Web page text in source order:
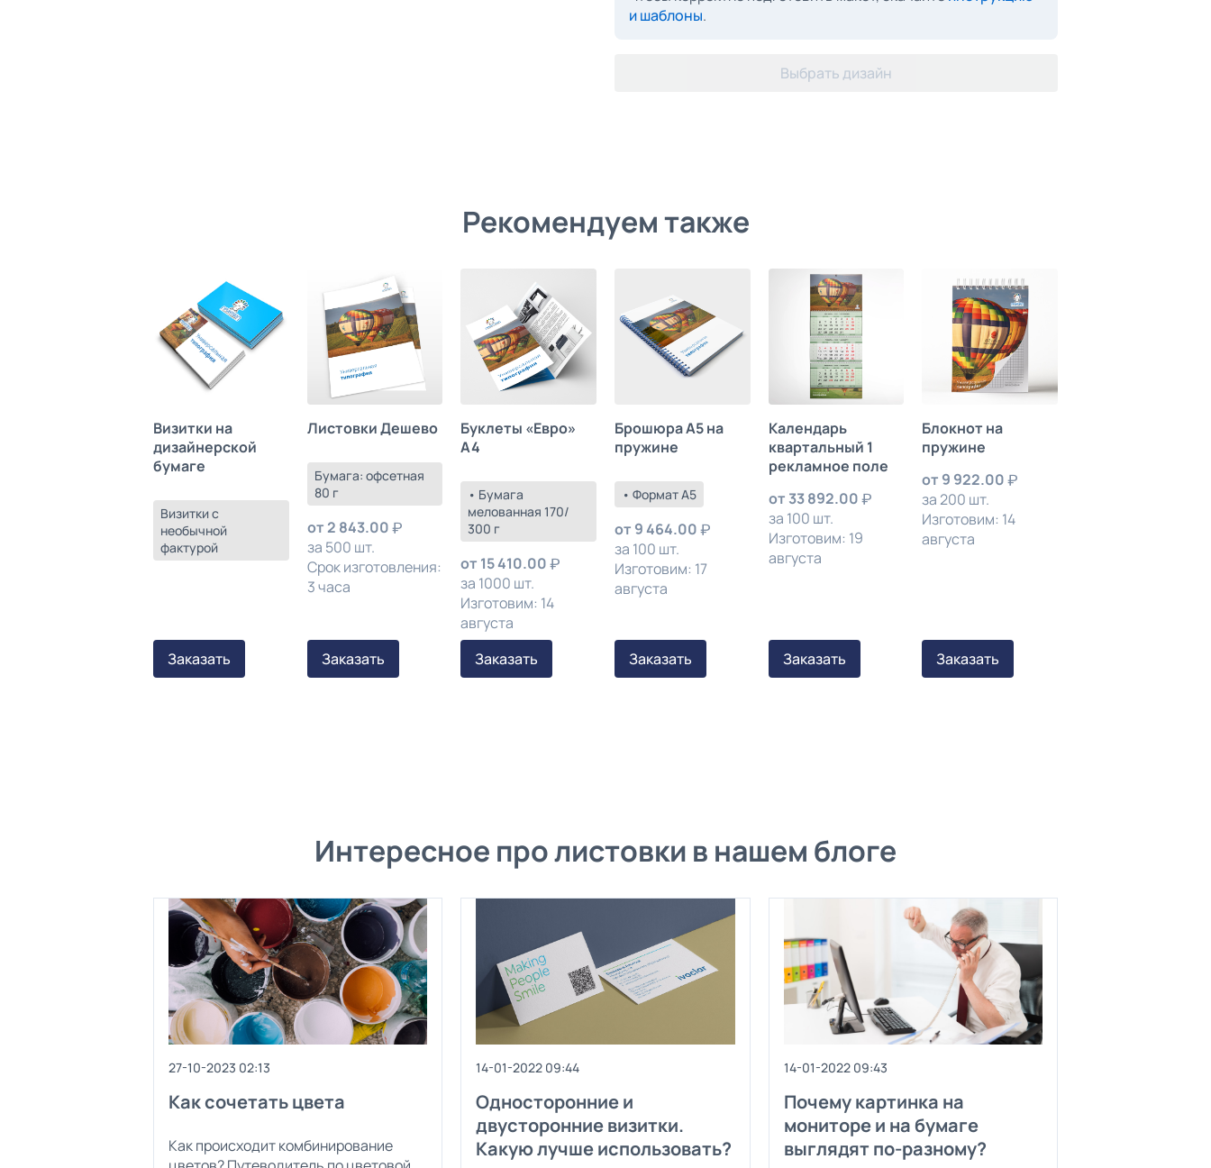
и шаблоны.
Выбрать дизайн
Рекомендуем также
Визитки на
дизайнерской
бумаге
Визитки с
необычной
фактурой
Заказать
Листовки Дешево
Бумага: офсетная
80 г
от2 843.00
за 500 шт.
Срок изготовления:
3 часа
Заказать
Буклеты «Евро»
А4
• Бумага
мелованная 170/
300 г
от 15 410.00
за 1000 шт.
Изготовим: 14
августа
Заказать
Брошюра А5 на
пружине
• Формат А5
от 9 464.00
за 100 шт.
Изготовим: 17
августа
Заказать
Календарь
квартальный 1
рекламное поле
от 33 892.00
за 100 шт.
Изготовим: 19
августа
Заказать
Блокнот на
пружине
от 9 922.00
за 200 шт.
Изготовим: 14
августа
Заказать
Интересное про листовки в нашем блоге
27-10-2023 02:13
Как сочетать цвета
Как происходит комбинирование
14-01-2022 09:44
Односторонние и
двусторонние визитки.
Какую лучше использовать?
14-01-2022 09:43
Почему картинка на
мониторе и на бумаге
выглядят по-разному?